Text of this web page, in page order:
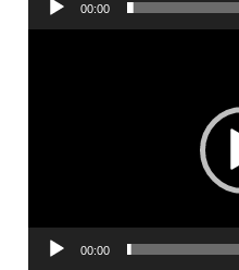
00:00
00:00